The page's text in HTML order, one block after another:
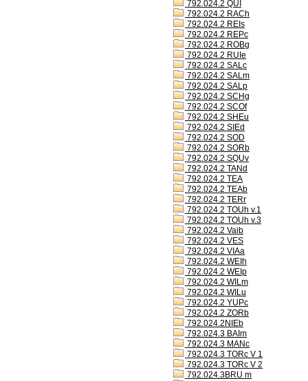
792.024.2 QUI
792.024.2 RACh
792.024.2 REIs
792.024.2 REPc
792.024.2 ROBg
792.024.2 RUIe
792.024.2 SALc
792.024.2 SALm
792.024.2 SALp
792.024.2 SCHg
792.024.2 SCOf
792.024.2 SHEu
792.024.2 SIEd
792.024.2 SOD
792.024.2 SORb
792.024.2 SQUv
792.024.2 TANd
792.024.2 TEA
792.024.2 TEAb
792.024.2 TERr
792.024.2 TOUh v.1
792.024.2 TOUh v.3
792.024.2 Vaib
792.024.2 VES
792.024.2 VIAa
792.024.2 WEIh
792.024.2 WEIp
792.024.2 WILm
792.024.2 WILu
792.024.2 YUPc
792.024.2 ZORb
792.024.2NIEb
792.024.3 BAIm
792.024.3 MANc
792.024.3 TORc V 1
792.024.3 TORc V 2
792.024.3BRU m